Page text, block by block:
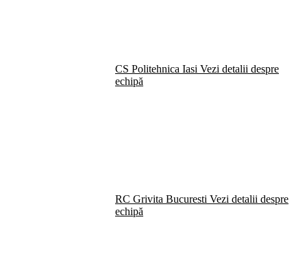
CS Politehnica Iasi Vezi detalii despre
echipă
RC Grivita Bucuresti Vezi detalii despre
echipă